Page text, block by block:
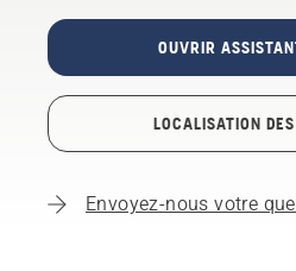
OUVRIR
LOCALISATION
Envoyez-nous votre